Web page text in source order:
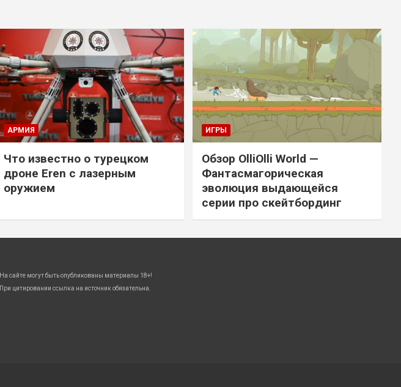
АРМИЯ
Что известно о турецком
дроне Eren с лазерным
оружием
ИГРЫ
Обзор OlliOlli World —
Фантасмагорическая
эволюция выдающейся
серии про скейтбординг
На сайте могут быть опубликованы материалы 18+!
При цитировании ссылка на источник обязательна.